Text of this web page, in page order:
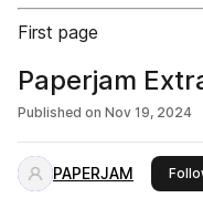
First page
Paperjam
Published on Nov 19, 2024
PAPERJAM